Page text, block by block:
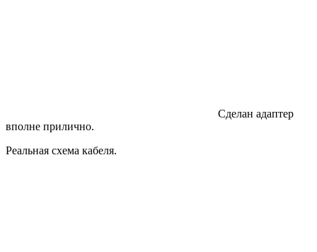
Сделан адаптер
вполне прилично.
Реальная схема кабеля.